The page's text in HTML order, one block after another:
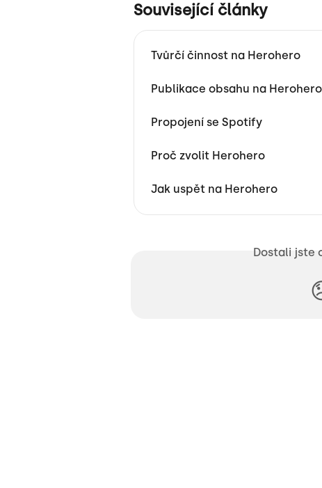
Související články
Tvůrčí činnost na Herohero
Publikace obsahu na Herohero
Propojení se Spotify
Proč zvolit Herohero
Jak uspět na Herohero
Dostali jste